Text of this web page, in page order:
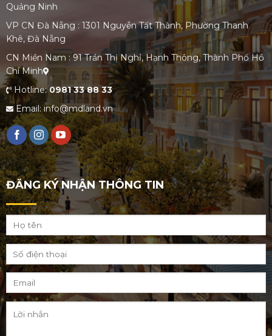
Quảng Ninh
VP CN Đà Nẵng : 1301 Nguyễn Tất Thành, Phường Thanh
Khê, Đà Nẵng
CN Miền Nam : 91 Trần Thị Nghỉ, Hạnh Thông, Thành Phố Hồ
Chí Minh
Hotline:0981 33 88 33
Email: info@mdland.vn
ĐĂNG KÝ NHẬN THÔNG TIN